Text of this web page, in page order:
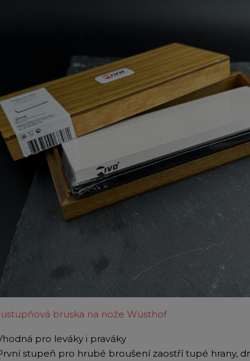
bruska na nože Wüsthof
pro leváky i praváky
stupeň pro hrubé broušení zaostří tupé hrany,